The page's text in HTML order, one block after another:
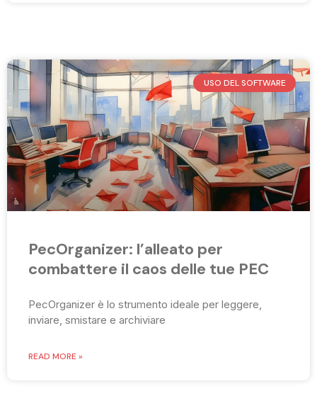
USO DEL SOFTWARE
PecOrganizer: l’alleato per
combattere il caos delle tue PEC
PecOrganizer è lo strumento ideale per leggere,
inviare, smistare e archiviare
READ MORE »